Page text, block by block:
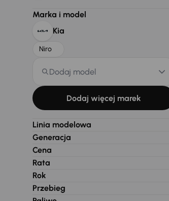
Marka i model
Kia
Niro
Dodaj model
Dodaj więcej marek
Linia modelowa
Generacja
Cena
Rata
Rok
Przebieg